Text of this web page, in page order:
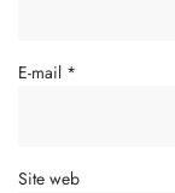
E-mail *
Site web